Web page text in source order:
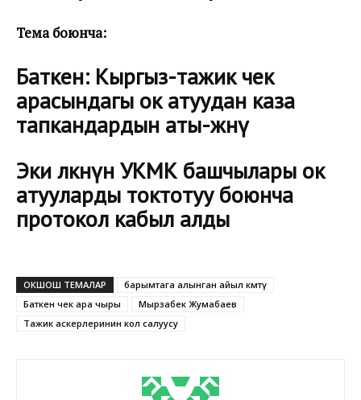
Тема боюнча:
Баткен: Кыргыз-тажик чек
арасындагы ок атуудан каза
тапкандардын аты-жөнү
Эки өлкөнүн УКМК башчылары ок
атууларды токтотуу боюнча
протокол кабыл алды
ОКШОШ ТЕМАЛАР
барымтага алынган айыл өкмөтү
Баткен чек ара чыры
Мырзабек Жумабаев
Тажик аскерлеринин кол салуусу